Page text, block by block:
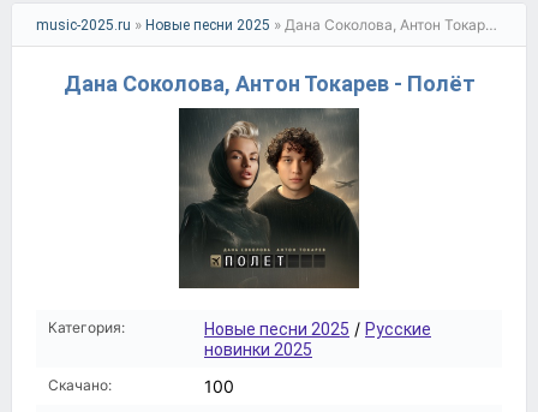
music-2025.ru » Новые песни 2025 » Дана Соколова, Антон Токарев - Полёт
Дана Соколова, Антон Токарев - Полёт
Категория: Новые песни 2025 / Русские
новинки 2025
Скачано: 100